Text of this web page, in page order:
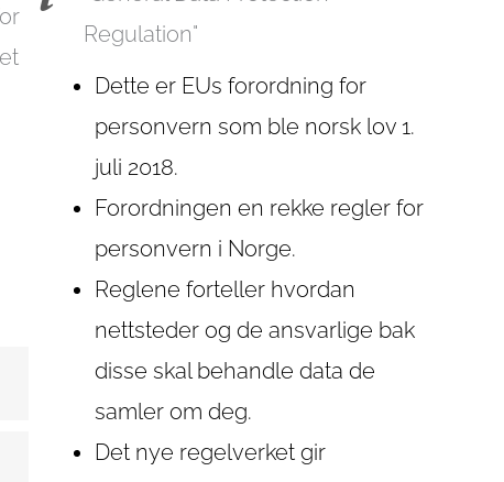
Regulation"
Dette er EUs forordning for
personvern som ble norsk lov 1.
juli 2018.
Forordningen en rekke regler for
personvern i Norge.
Reglene forteller hvordan
nettsteder og de ansvarlige bak
disse skal behandle data de
samler om deg.
Det nye regelverket gir